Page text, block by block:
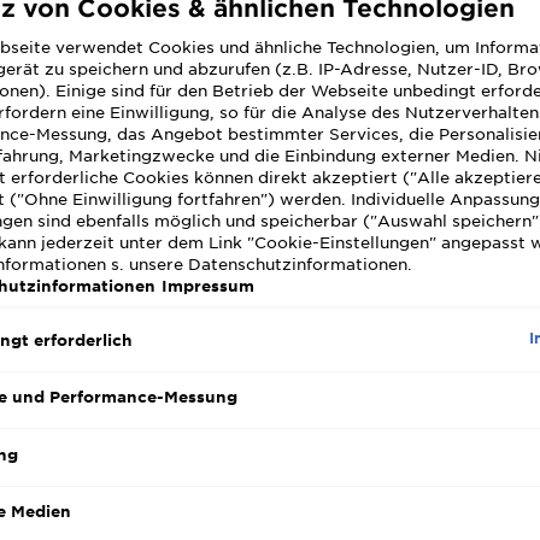
SLIDE 1
SLIDE 2
Das
Shampoo
und sorgt
wirkt
der
fühlt sich
silikonfrei
Haargefühl.
eignet sich
MEHR
GRÖSSE
von Cookies & ähnlichen Technologien
verwendet Cookies und ähnliche Technologien, um
zu speichern und abzurufen (z.B. IP-Adresse, Nutzer-ID,
Einige sind für den Betrieb der Webseite unbedingt
eine Einwilligung, so für die Analyse des
Messung, das Angebot bestimmter Services, die
Marketingzwecke und die Einbindung externer Medien.
erforderliche Cookies können direkt akzeptiert ("Alle
("Ohne Einwilligung fortfahren") werden. Individuelle
sind ebenfalls möglich und speicherbar ("Auswahl
jederzeit unter dem Link "Cookie-Einstellungen" angepasst
s. unsere Datenschutzinformationen.
Impressum
erforderlich
und Performance-Messung
Medien